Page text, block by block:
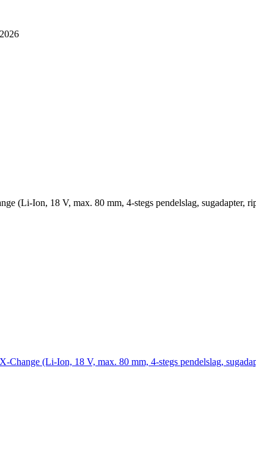
(Li-Ion, 18 V, max. 80 mm, 4-stegs pendelslag, sugadapter,
(Li-Ion, 18 V, max. 80 mm, 4-stegs pendelslag,